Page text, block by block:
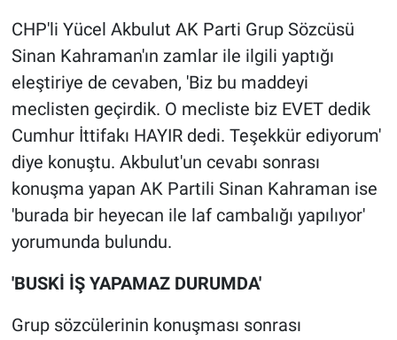
CHP'li Yücel Akbulut AK Parti Grup Sözcüsü
Sinan Kahraman'ın zamlar ile ilgili yaptığı
eleştiriye de cevaben, 'Biz bu maddeyi
meclisten geçirdik. O mecliste biz EVET dedik
Cumhur İttifakı HAYIR dedi. Teşekkür ediyorum'
diye konuştu. Akbulut'un cevabı sonrası
konuşma yapan AK Partili Sinan Kahraman ise
'burada bir heyecan ile laf cambalığı yapılıyor'
yorumunda bulundu.
'BUSKİ İŞ YAPAMAZ DURUMDA'
Grup sözcülerinin konuşması sonrası